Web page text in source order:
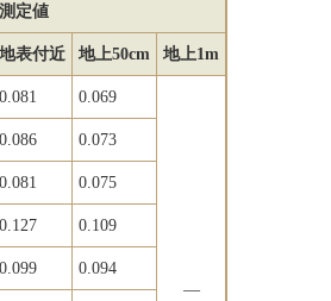
測定値
地表付近 地上50cm 地上1m
0.081 0.069
―
0.086 0.073
0.081 0.075
0.127 0.109
0.099 0.094